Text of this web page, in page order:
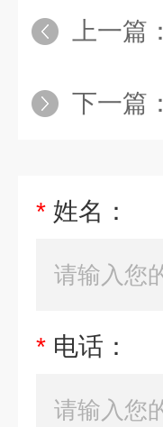
上一篇：
下一篇：
* 姓名：
* 电话：